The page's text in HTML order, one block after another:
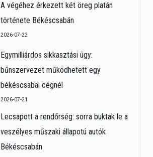
A végéhez érkezett két öreg platán
története Békéscsabán
2026-07-22
Egymilliárdos sikkasztási ügy:
bűnszervezet működhetett egy
békéscsabai cégnél
2026-07-21
Lecsapott a rendőrség: sorra buktak le a
veszélyes műszaki állapotú autók
Békéscsabán